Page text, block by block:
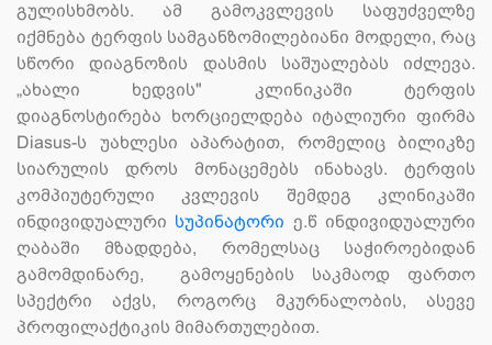
გულისხმობს. ამ გამოკვლევის საფუძველზე
იქმნება ტერფის სამგანზომილებიანი მოდელი, რაც
სწორი დიაგნოზის დასმის საშუალებას იძლევა.
„ახალი ხედვის" კლინიკაში ტერფის
დიაგნოსტირება ხორციელდება იტალიური ფირმა
Diasus-ს უახლესი აპარატით, რომელიც ბილიკზე
სიარულის დროს მონაცემებს ინახავს. ტერფის
კომპიუტერული კვლევის შემდეგ კლინიკაში
ინდივიდუალური სუპინატორი ე.წ ინდივიდუალური
ღაბაში მზადდება, რომელსაც საჭიროებიდან
გამომდინარე, გამოყენების საკმაოდ ფართო
სპექტრი აქვს, როგორც მკურნალობის, ასევე
პროფილაქტიკის მიმართულებით.